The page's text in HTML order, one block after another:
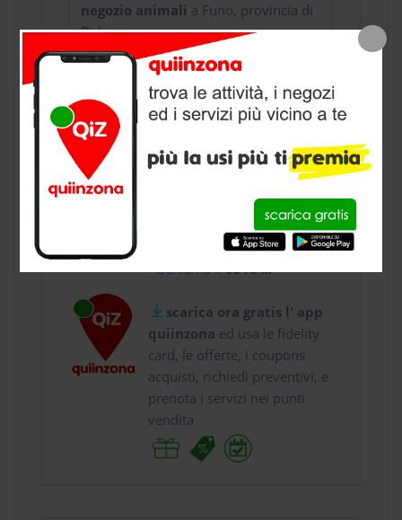
negozio animali a Funo, provincia di
Bologna
CONTATTI
usa gratis quiinzona e :
Via Galliera 46...
chiama il0518 ...
scarica ora gratis l' app
quiinzona ed usa le fidelity
card, le offerte, i coupons
acquisti, richiedi preventivi, e
prenota i servizi nei punti
vendita